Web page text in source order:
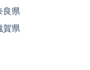
良県
賀県